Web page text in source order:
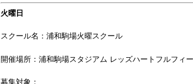
火曜日
スクール名：浦和駒場火曜スクール
開催場所：浦和駒場スタジアム レッズハートフルフィ
募集対象：